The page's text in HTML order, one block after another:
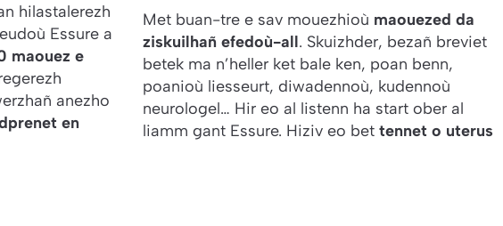
hilastalerezh
Essure a
maouez e
anezho
en
Met buan-tre e sav mouezhioù maouezed da
ziskuilhañ efedoù-all. Skuizhder, bezañ breviet
betek ma n’heller ket bale ken, poan benn,
poanioù liesseurt, diwadennoù, kudennoù
neurologel… Hir eo al listenn ha start ober al
liamm gant Essure. Hiziv eo bettennet o uterus